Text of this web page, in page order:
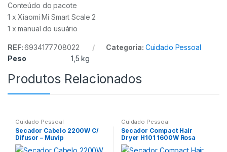
Conteúdo do pacote
1 x Xiaomi Mi Smart Scale 2
1 x manual do usuário
REF:6934177708022 Categoria: Cuidado Pessoal
Peso
1,5 kg
Produtos Relacionados
Cuidado Pessoal
Secador Cabelo 2200W C/
Difusor – Muvip
Cuidado Pessoal
Secador Compact Hair
Dryer H101 1600W Rosa
Xiaomi